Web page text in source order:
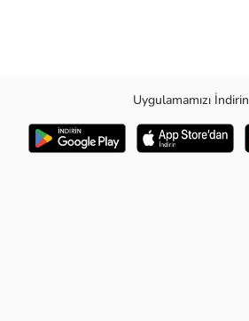
Uygulamamızı İndirin